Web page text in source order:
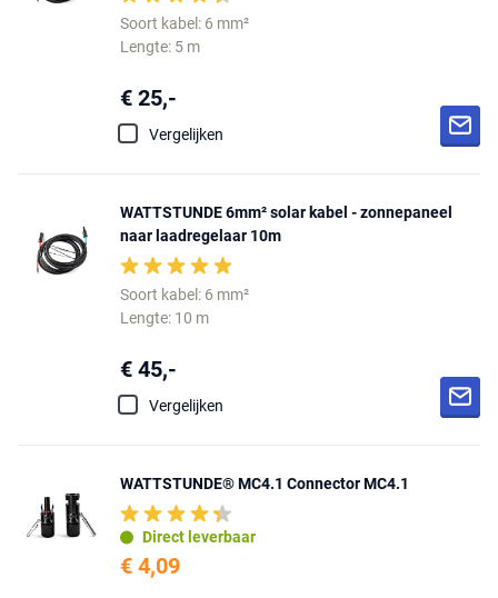
Soort kabel: 6 mm²
Lengte: 5 m
€ 25,-
Vergelijken
WATTSTUNDE 6mm² solar kabel - zonnepaneel
naar laadregelaar 10m
Soort kabel: 6 mm²
Lengte: 10 m
€ 45,-
Vergelijken
WATTSTUNDE® MC4.1 Connector MC4.1
Direct leverbaar
€ 4,09